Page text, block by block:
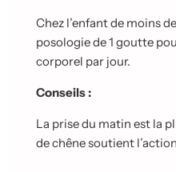
Chez l’enfant de moins
posologie de 1 goutte
corporel par jour.
Conseils :
La prise du matin est la
de chêne soutient